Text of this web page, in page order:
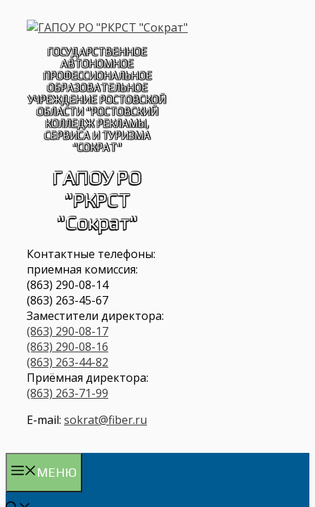
содержимому
ГОСУДАРСТВЕННОЕ
АВТОНОМНОЕ
ПРОФЕССИОНАЛЬНОЕ
ОБРАЗОВАТЕЛЬНОЕ
УЧРЕЖДЕНИЕ РОСТОВСКОЙ
ОБЛАСТИ "РОСТОВСКИЙ
КОЛЛЕДЖ РЕКЛАМЫ,
СЕРВИСА И ТУРИЗМА
"СОКРАТ"
ГАПОУ РО
"РКРСТ
"Сократ"
Контактные телефоны:
приемная комиссия:
(863) 290-08-14
(863) 263-45-67
Заместители директора:
(863) 290-08-17
(863) 290-08-16
(863) 263-44-82
Приёмная директора:
(863) 263-71-99
E-mail: sokrat@fiber.ru
МЕНЮ